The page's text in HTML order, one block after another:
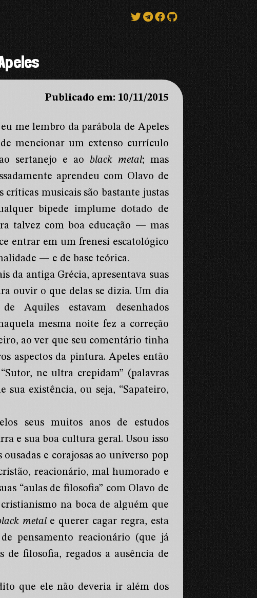
Publicado em: 10/11/2015
me lembro da parábola de Apeles
mencionar um extenso currículo
sertanejo e ao black metal; mas
aprendeu com Olavo de
críticas musicais são bastante justas
bípede implume dotado de
talvez com boa educação — mas
entrar em um frenesi escatológico
— e de base teórica.
da antiga Grécia, apresentava suas
ouvir o que delas se dizia. Um dia
Aquiles estavam desenhados
mesma noite fez a correção
ao ver que seu comentário tinha
aspectos da pintura. Apeles então
ne ultra crepidam” (palavras
sua existência, ou seja, “Sapateiro,
seus muitos anos de estudos
e sua boa cultura geral. Usou isso
e corajosas ao universo pop
reacionário, mal humorado e
“aulas de filosofia” com Olavo de
na boca de alguém que
metale querer cagar regra, esta
pensamento reacionário (que já
de filosofia, regados a ausência de
que ele não deveria ir além dos